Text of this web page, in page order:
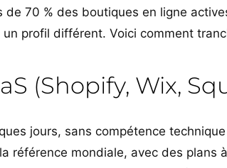
70 % des boutiques en ligne
profil différent. Voici comment
(Shopify, Wix,
jours, sans compétence
référence mondiale, avec des